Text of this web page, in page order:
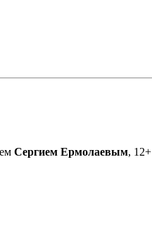
Сергием Ермолаевым, 12+